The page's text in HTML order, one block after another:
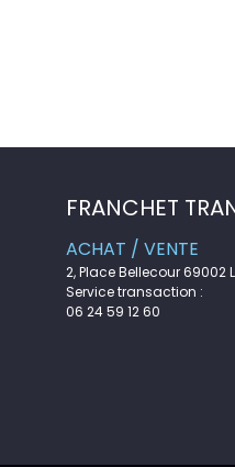
FRANCHET
ACHAT / VENTE
2, Place Bellecour 69002
Service transaction :
06 24 59 12 60